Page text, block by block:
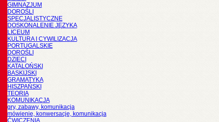
GIMNAZJUM
DOROŚLI
SPECJALISTYCZNE
DOSKONALENIE JĘZYKA
LICEUM
KULTURA I CYWILIZACJA
PORTUGALSKIE
DOROŚLI
DZIECI
KATALOŃSKI
BASKIJSKI
GRAMATYKA
HISZPAŃSKI
TEORIA
KOMUNIKACJA
gry, zabawy, komunikacja
mówienie, konwersacje, komunikacja
ĆWICZENIA